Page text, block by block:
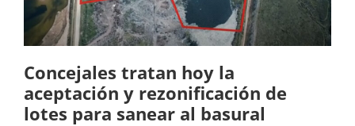
Concejales tratan hoy la
aceptación y rezonificación de
lotes para sanear al basural